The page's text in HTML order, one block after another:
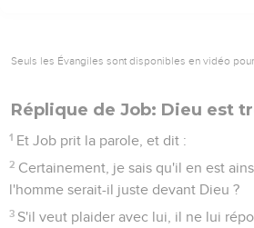
Seuls les Évangiles sont disponibles en vidéo pour
Réplique de Job: Dieu est
1 Et Job prit la parole, et dit :
2 Certainement, je sais qu'il en est
l'homme serait-il juste devant Dieu ?
3 S'il veut plaider avec lui, il ne lui